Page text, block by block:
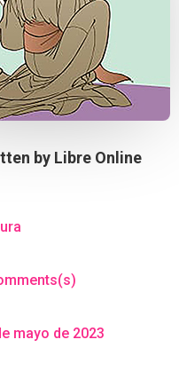
by Libre Online
mayo de 2023